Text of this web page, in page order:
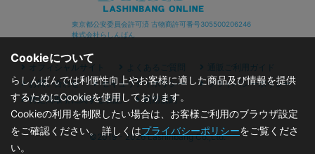
東京都公安委員会許可済 古物商許可番号305500206246
株式会社らしんばん
オフィシャルサイト よくあるご質問
通販ご利用ガイド
お問い合わせ
セキュリティポリシー
プライバシーポリシー
特定商取引に関する表記
利用規約
©2019 - 2026 Lashinbang Co.,Ltd.
Cookieについて
らしんばんでは利便性向上やお客様に適した商品及び情報を提供
するためにCookieを使用しております。
Cookieの利用を制限したい場合は、お客様ご利用のブラウザ設定
をご確認ください。 詳しくはプライバシーポリシーをご覧くださ
い。